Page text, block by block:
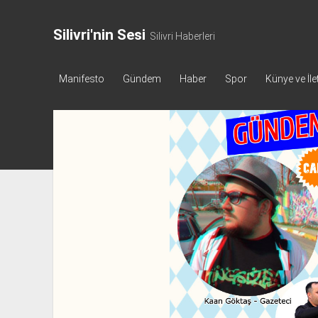
Silivri'nin Sesi Silivri Haberleri
Manifesto Gündem Haber Spor Künye ve